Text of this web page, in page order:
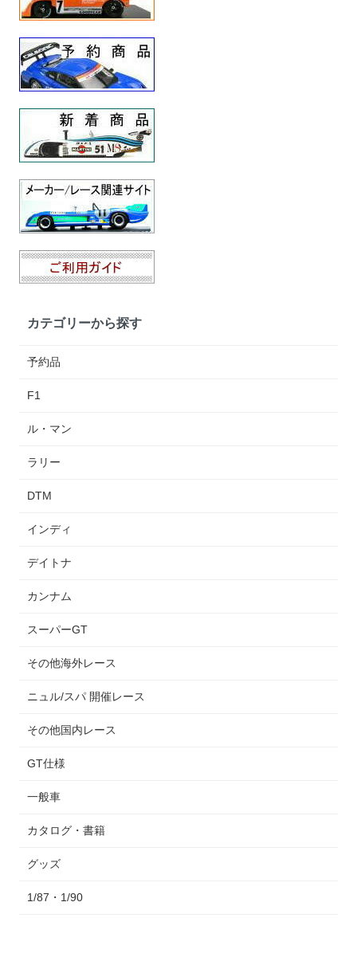
カテゴリーから探す
予約品
F1
ル・マン
ラリー
DTM
インディ
デイトナ
カンナム
スーパーGT
その他海外レース
ニュル/スパ 開催レース
その他国内レース
GT仕様
一般車
カタログ・書籍
グッズ
1/87・1/90